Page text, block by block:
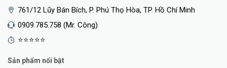
761/12 Lũy Bán Bích, P. Phú Thọ Hòa, TP. Hồ Chí Minh
0909.785.758 (Mr. Công)
⭐⭐⭐⭐⭐
Sản phẩm nổi bật